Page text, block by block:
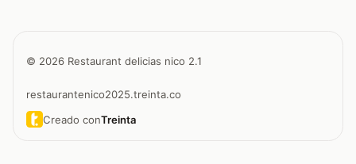
© 2026 Restaurant delicias nico 2.1
restaurantenico2025.treinta.co
Creado conTreinta